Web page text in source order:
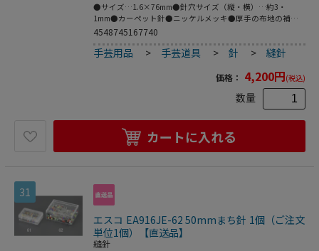
●サイズ…1.6×76mm●針穴サイズ（縦・横）…約3・
1mm●カーペット針●ニッケルメッキ●厚手の布地の補修
に●入数は25本入りです。●梱包サイズ:90×4×55●梱包重
4548745167740
手芸用品 > 手芸道具 >針 >縫針
価格： 4,200円(税込)
数量
カートに入れる
31
エスコ EA916JE-62 50mmまち針 1個（ご注文
単位1個）【直送品】
縫針